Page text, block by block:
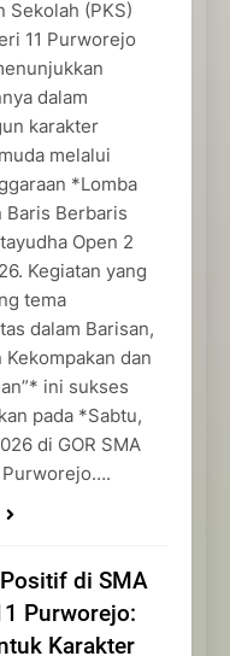
Sekolah (PKS)
11 Purworejo
dalam
karakter
melalui
*Lomba
Baris Berbaris
Open 2
Kegiatan yang
tema
dalam Barisan,
Kekompakan dan
ini sukses
pada *Sabtu,
di GOR SMA
Purworejo….
di SMA
Purworejo:
Karakter